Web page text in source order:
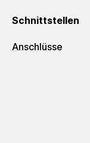
Schnittstellen
Anschlüsse